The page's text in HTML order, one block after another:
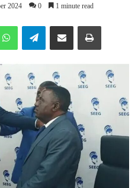
2024 0 1 minute read
WhatsAppTelegramShare via Email Print